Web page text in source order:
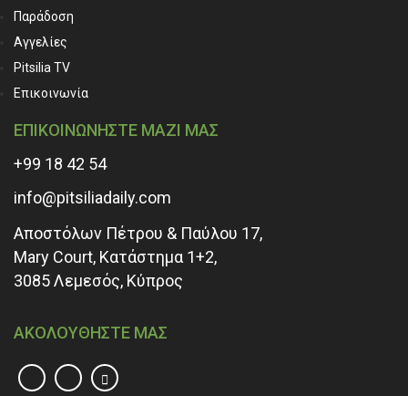
Παράδοση
Αγγελίες
Pitsilia TV
Επικοινωνία
ΕΠΙΚΟΙΝΩΝΗΣΤΕ ΜΑΖΙ ΜΑΣ
+99 18 42 54
info@pitsiliadaily.com
Αποστόλων Πέτρου & Παύλου 17,
Mary Court, Κατάστημα 1+2,
3085 Λεμεσός, Κύπρος
ΑΚΟΛΟΥΘΗΣΤΕ ΜΑΣ